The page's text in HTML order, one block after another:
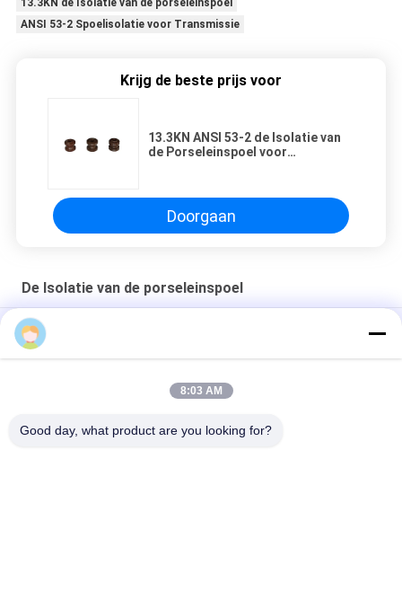
13.3KN de Isolatie van de porseleinspoel
ANSI 53-2 Spoelisolatie voor Transmissie
Krijg de beste prijs voor
13.3KN ANSI 53-2 de Isolatie van
de Porseleinspoel voor
Doorgaan
De Isolatie van de porseleinspoel
ODM van het Customerizedporselein Sluitingstype Isolatie
Speciale Ontworpen Bruine Hoogte 93mm de Isolatie van de
8:03 AM
Good day, what product are you looking for?